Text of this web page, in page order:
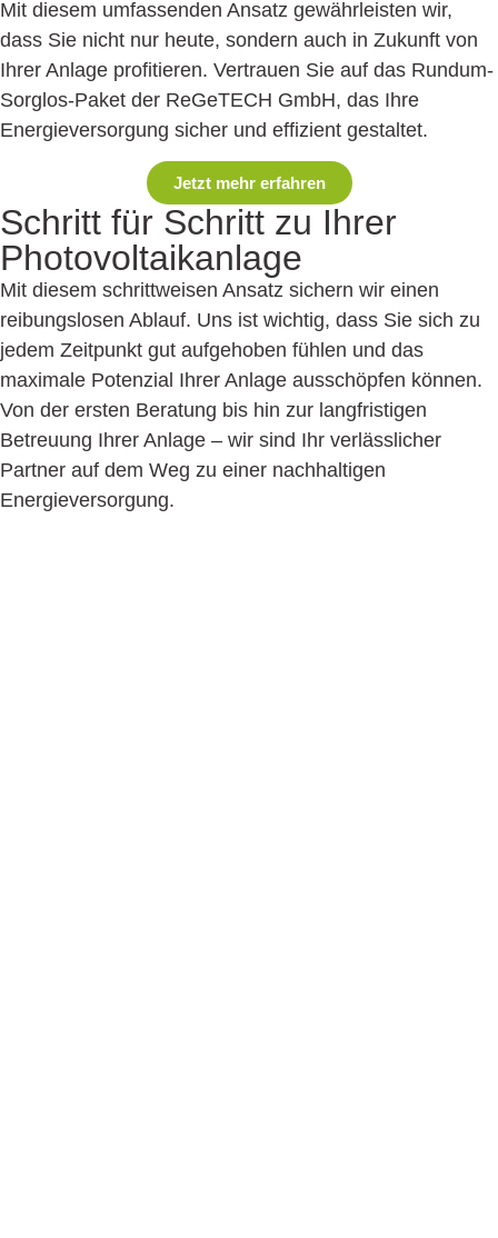
Mit diesem umfassenden Ansatz gewährleisten wir,
dass Sie nicht nur heute, sondern auch in Zukunft von
Ihrer Anlage profitieren. Vertrauen Sie auf das Rundum-
Sorglos-Paket der ReGeTECH GmbH, das Ihre
Energieversorgung sicher und effizient gestaltet.
Jetzt mehr erfahren
Schritt für Schritt zu Ihrer
Photo­voltaik­anlage
Mit diesem schrittweisen Ansatz sichern wir einen
reibungslosen Ablauf. Uns ist wichtig, dass Sie sich zu
jedem Zeitpunkt gut aufgehoben fühlen und das
maximale Potenzial Ihrer Anlage ausschöpfen können.
Von der ersten Beratung bis hin zur langfristigen
Betreuung Ihrer Anlage – wir sind Ihr verlässlicher
Partner auf dem Weg zu einer nachhaltigen
Energieversorgung.